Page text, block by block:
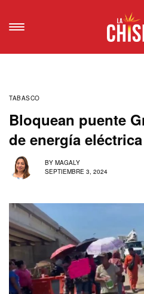
TABASCO
Bloquean puente
de energía eléctrica
BY MAGALY
SEPTIEMBRE 3, 2024